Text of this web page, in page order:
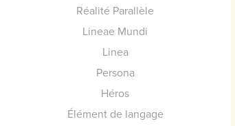
Réalité Parallèle
Lineae Mundi
Linea
Persona
Héros
Élément de langage